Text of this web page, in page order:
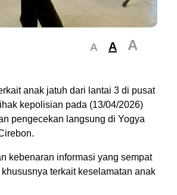
A A A
anak jatuh dari lantai 3 di pusat
kepolisian pada (13/04/2026)
pengecekan langsung di Yogya
kebenaran informasi yang sempat
terkait keselamatan anak